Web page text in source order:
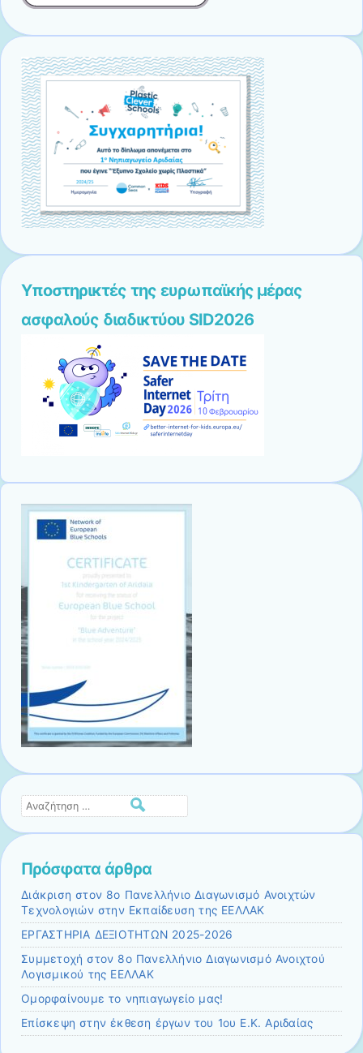
Υποστηρικτές της ευρωπαϊκής μέρας
ασφαλούς διαδικτύου SID2026
Αναζήτηση
Πρόσφατα άρθρα
Διάκριση στον 8ο Πανελλήνιο Διαγωνισμό Ανοιχτών
Τεχνολογιών στην Εκπαίδευση της ΕΕΛΛΑΚ
ΕΡΓΑΣΤΗΡΙΑ ΔΕΞΙΟΤΗΤΩΝ 2025-2026
Συμμετοχή στον 8ο Πανελλήνιο Διαγωνισμό Ανοιχτού
Λογισμικού της ΕΕΛΛΑΚ
Ομορφαίνουμε το νηπιαγωγείο μας!
Eπίσκεψη στην έκθεση έργων του 1ου Ε.Κ. Αριδαίας